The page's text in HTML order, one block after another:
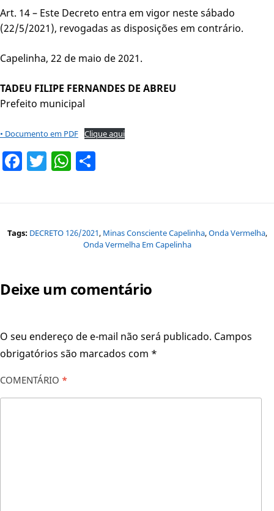
Art. 14 – Este Decreto entra em vigor neste sábado
(22/5/2021), revogadas as disposições em contrário.
Capelinha, 22 de maio de 2021.
TADEU FILIPE FERNANDES DE ABREU
Prefeito municipal
• Documento em PDF Clique aqui
Facebook
TwitterWhatsApp
Tags: DECRETO 126/2021, Minas Consciente Capelinha,Onda Vermelha,
Onda Vermelha Em Capelinha
Deixe um comentário
O seu endereço de e-mail não será publicado. Campos
obrigatórios são marcados com *
COMENTÁRIO *